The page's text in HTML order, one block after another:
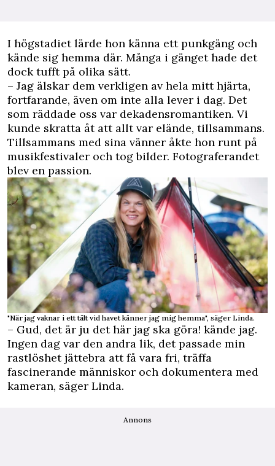
I högstadiet lärde hon känna ett punkgäng och
kände sig hemma där. Många i gänget hade det
dock tufft på olika sätt.
– Jag älskar dem verkligen av hela mitt hjärta,
fortfarande, även om inte alla lever i dag. Det
som räddade oss var dekadensromantiken. Vi
kunde skratta åt att allt var elände, tillsammans.
Tillsammans med sina vänner åkte hon runt på
musikfestivaler och tog bilder. Fotograferandet
blev en passion.
"När jag vaknar i ett tält vid havet känner jag mig hemma", säger Linda.
– Gud, det är ju det här jag ska göra! kände jag.
Ingen dag var den andra lik, det passade min
rastlöshet jättebra att få vara fri, träffa
fascinerande människor och dokumentera med
kameran, säger Linda.
Annons